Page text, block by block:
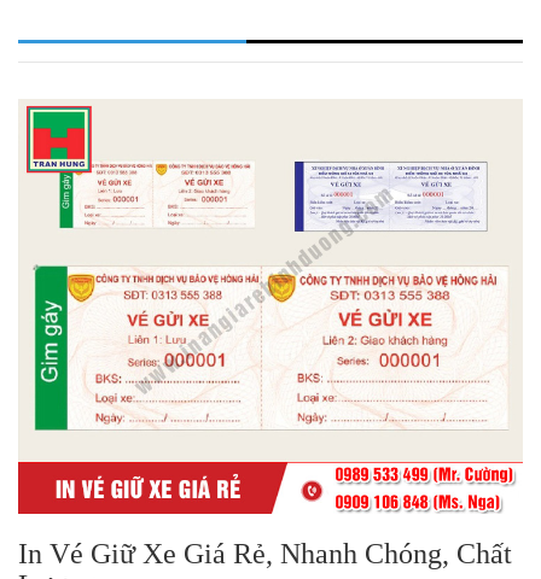
In Vé Giữ Xe Giá Rẻ, Nhanh Chóng, Chất